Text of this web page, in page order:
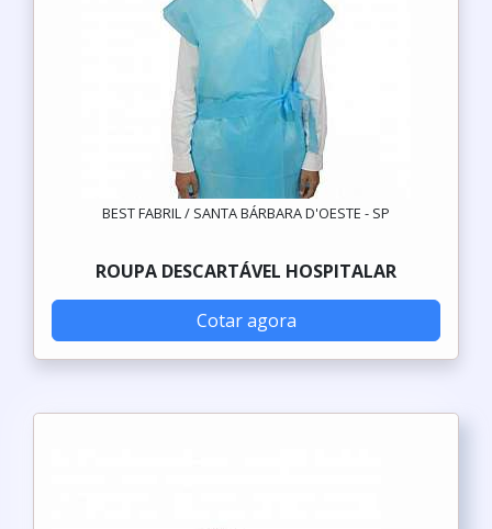
BEST FABRIL / SANTA BÁRBARA D'OESTE - SP
ROUPA DESCARTÁVEL HOSPITALAR
Cotar agora